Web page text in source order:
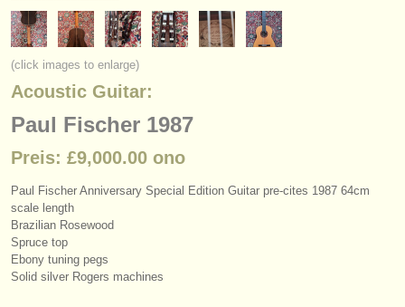
instrumentenverkauf
gestohlene instrumente
verzeichnisse:
musikhochschulen
jugendorchester
musicalchairs:
über musicalchairs
(click images to enlarge)
Acoustic Guitar:
Paul Fischer 1987
Preis: £9,000.00 ono
Paul Fischer Anniversary Special Edition Guitar pre-cites 1987 64cm
scale length
Brazilian Rosewood
Spruce top
Ebony tuning pegs
Solid silver Rogers machines